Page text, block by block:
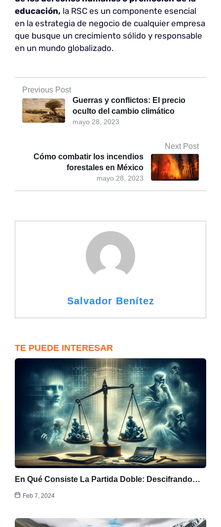
educación, la RSC es un componente esencial
en la estrategia de negocio de cualquier empresa
que busque un crecimiento sólido y responsable
en un mundo globalizado.
Previous Post
mayo 28, 2023
Guerras y conflictos: El precio
oculto del cambio climático
Next Post
mayo 28, 2023
Cómo combatir los incendios
forestales en México
Salvador Benítez
TE PUEDE INTERESAR
En Qué Consiste La Partida Doble: Descifrando…
Feb 7, 2024